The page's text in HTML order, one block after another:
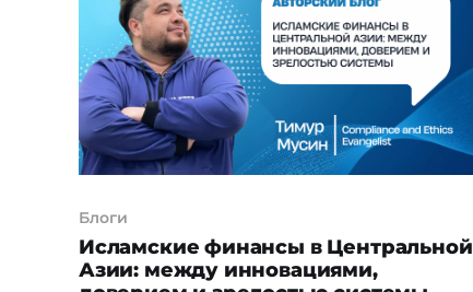
Optiak сводит управление всем
корпоративным ИИ в единый
операционный слой между
Блоги
Исламские финансы в Центральной
Азии: между инновациями,